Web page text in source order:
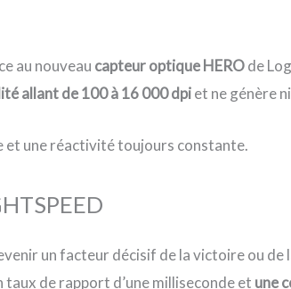
au nouveau capteur optique HEROde
allant de 100 à 16 000 dpiet ne génère
et une réactivité toujours constante.
un facteur décisif de la victoire ou
de rapport d’une milliseconde et une